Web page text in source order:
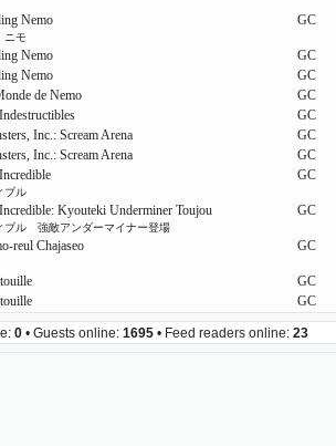
Nemo
ニモ
GC
Nemo
GC
Nemo
GC
de Nemo
GC
GC
Inc.: Scream Arena
GC
Inc.: Scream Arena
GC
ブル
GC
Kyouteki Underminer Toujou
ブル 強敵アンダーマイナー登場
GC
reul Chajaseo GC
GC
GC
0 • Guests online: 1695 • Feed readers online: 23